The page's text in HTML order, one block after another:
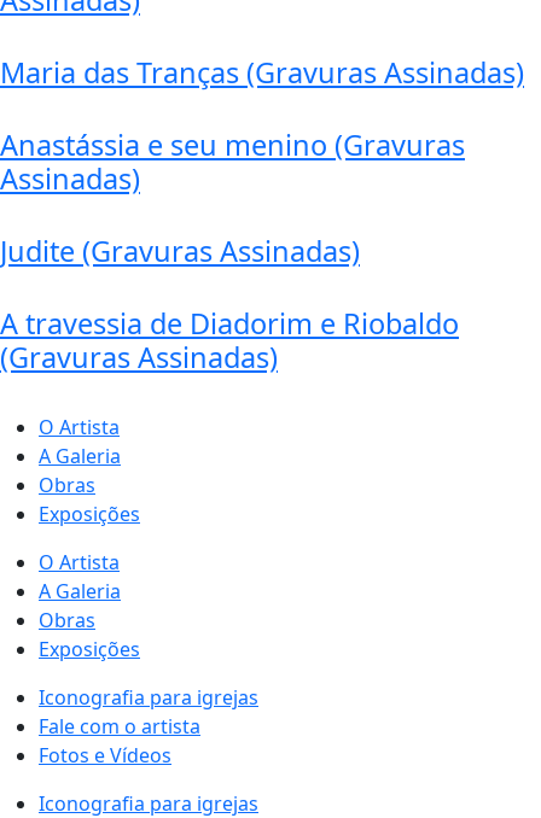
Maria das Tranças (Gravuras Assinadas)
Anastássia e seu menino (Gravuras
Assinadas)
Judite (Gravuras Assinadas)
A travessia de Diadorim e Riobaldo
(Gravuras Assinadas)
O Artista
A Galeria
Obras
Exposições
O Artista
A Galeria
Obras
Exposições
Iconografia para igrejas
Fale com o artista
Fotos e Vídeos
Iconografia para igrejas